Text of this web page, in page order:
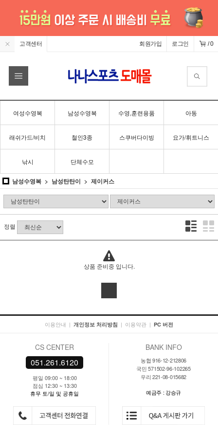
고객센터 /0
로그인
회원가입
여성수영복 남성수영복 수영,훈련용품 아동
래쉬가드/비치 철인3종 스쿠버다이빙 요가/휘트니스
낚시 단체수모
남성수영복 남성탄탄이 제이커스
정렬
상품 준비중 입니다.
이용안내 | 개인정보 처리방침 | 이용약관 | PC 버전
CS CENTER
051.261.6120
평일 09:00 ~ 18:00
점심 12:30 ~ 13:30
휴무 토/일 및 공휴일
BANK INFO
농협 916-12-212806
국민 571502-96-102265
우리 221-08-015682
예금주 : 강승규